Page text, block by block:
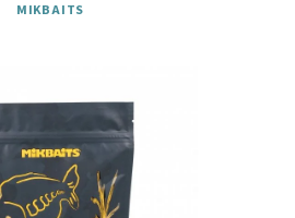
MIKBAITS